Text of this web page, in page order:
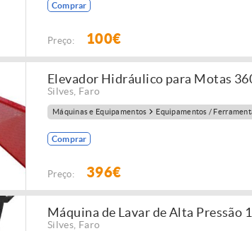
Comprar
Preço: 100€
Elevador Hidráulico para Motas
Silves Faro
Máquinas e Equipamentos Equipamentos /
Comprar
Preço: 396€
Máquina de Lavar de Alta Pressão
Silves Faro